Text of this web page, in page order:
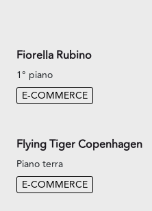
Fiorella Rubino
1° piano
E-COMMERCE
Flying Tiger Copenhagen
Piano terra
E-COMMERCE